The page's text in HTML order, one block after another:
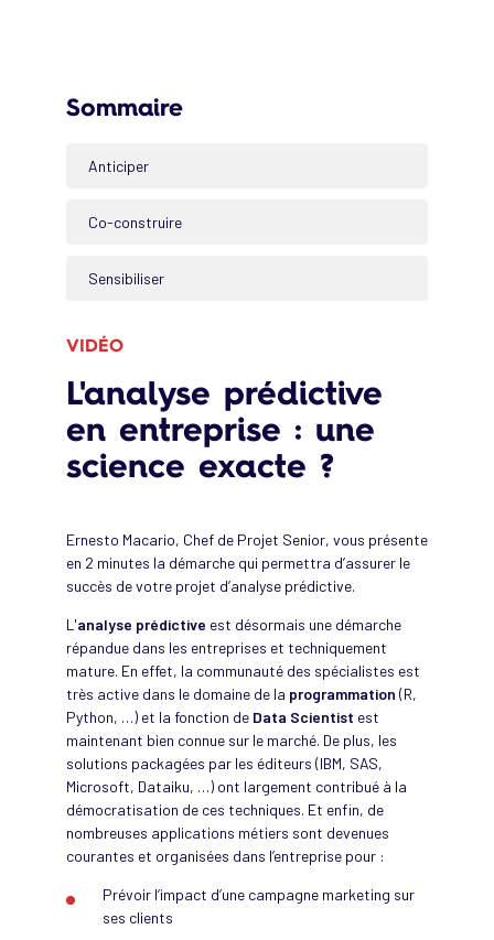
Sommaire
Anticiper
Co-construire
Sensibiliser
VIDÉO
L'analyse prédictive
en entreprise : une
science exacte ?
Ernesto Macario, Chef de Projet Senior, vous présente
en 2 minutes la démarche qui permettra d’assurer le
succès de votre projet d’analyse prédictive.
L'analyse prédictive est désormais une démarche
répandue dans les entreprises et techniquement
mature. En effet, la communauté des spécialistes est
très active dans le domaine de la programmation (R,
Python, …) et la fonction de Data Scientist est
maintenant bien connue sur le marché. De plus, les
solutions packagées par les éditeurs (IBM, SAS,
Microsoft, Dataiku, …) ont largement contribué à la
démocratisation de ces techniques. Et enfin, de
nombreuses applications métiers sont devenues
courantes et organisées dans l’entreprise pour :
Prévoir l’impact d’une campagne marketing sur
ses clients